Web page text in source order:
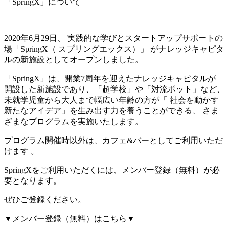
—————————–
2020年6月29日、 実践的な学びとスタートアップサポートの
場「SpringX（ スプリングエックス）」 がナレッジキャピタ
ルの新施設としてオープンしました。
「SpringX」は、開業7周年を迎えたナレッジキャピタルが
開設した新施設であり、「超学校」や「対流ポット」など、
未就学児童から大人まで幅広い年齢の方が「 社会を動かす
新たなアイデア」を生み出す力を養うことができる、 さま
ざまなプログラムを実施いたします。
プログラム開催時以外は、カフェ&バーとしてご利用いただ
けます 。
SpringXをご利用いただくには、メンバー登録（無料）が必
要となります。
ぜひご登録ください。
▼メンバー登録（無料）はこちら▼